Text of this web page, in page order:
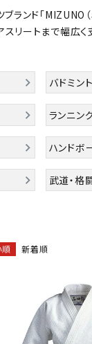
ェア
陸上競技
その他ア
ンド「MIZUNO（
リートまで幅広く
バドミン
ランニン
ハンドボ
武道・格
新着順